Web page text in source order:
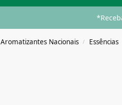
Aromatizantes Nacionais / Essências